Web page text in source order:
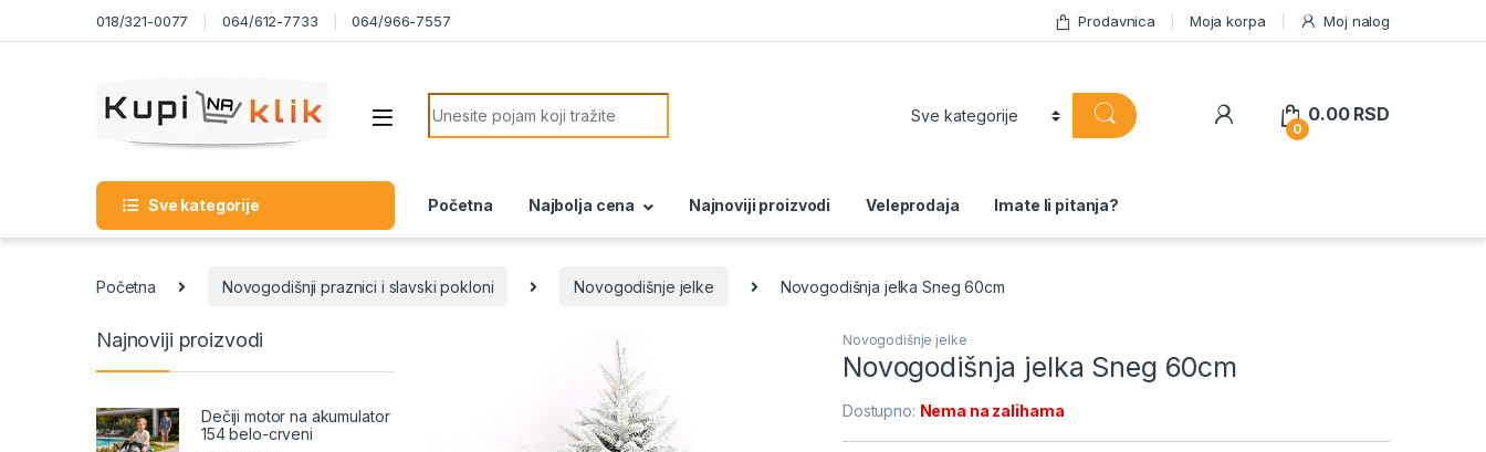
Skip to navigation018/321-0077 064/612-7733 064/966-7557 Prodavnica Moja korpa Moj nalog
Search for:
0
0.00 RSD
Sve kategorije Početna Najbolja cena Najnoviji proizvodi Veleprodaja Imate li pitanja?
Početna Novogodišnji praznici i slavski pokloni Novogodišnje jelke Novogodišnja jelka Sneg 60cm
Novogodišnje jelke
Novogodišnja jelka Sneg 60cm
Dostupno: Nema na zalihama
Najnoviji proizvodi
Dečiji motor na akumulator
154 belo-crveni